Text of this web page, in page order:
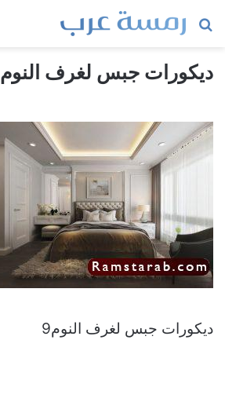
بحث
ديكورات جبس لغرف النوم9
ديكورات جبس لغرف النوم9